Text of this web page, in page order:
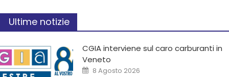
Ultime notizie
CGIA interviene sul caro carburanti in
Veneto
8 Agosto 2026